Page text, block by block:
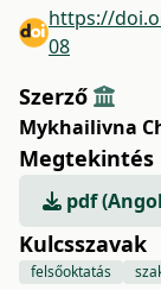
https://
08
Szerző
Mykhailivna
Megtekintés
pdf
Kulcsszavak
felsőoktatás